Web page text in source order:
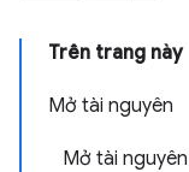
Trên trang này
Mở tài nguyên
Mở tài